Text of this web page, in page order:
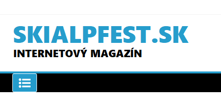
content
SKIAPLFEST.SK